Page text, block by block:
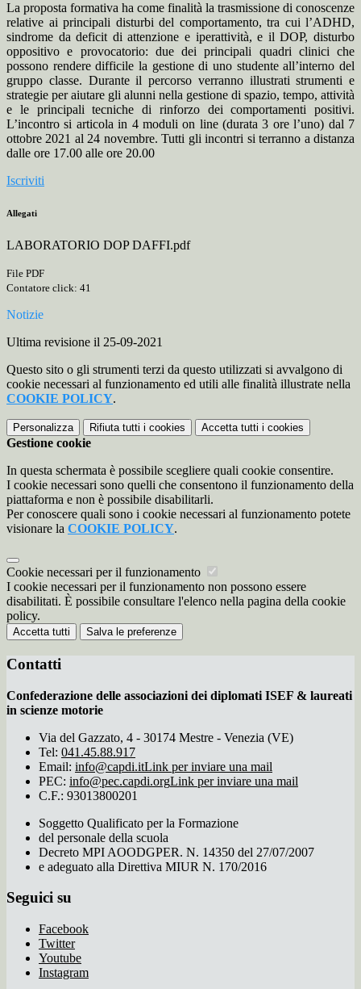
La proposta formativa ha come finalità la trasmissione di conoscenze
relative ai principali disturbi del comportamento, tra cui l’ADHD,
sindrome da deficit di attenzione e iperattività, e il DOP, disturbo
oppositivo e provocatorio: due dei principali quadri clinici che
possono rendere difficile la gestione di uno studente all’interno del
gruppo classe. Durante il percorso verranno illustrati strumenti e
strategie per aiutare gli alunni nella gestione di spazio, tempo, attività
e le principali tecniche di rinforzo dei comportamenti positivi.
L’incontro si articola in 4 moduli on line (durata 3 ore l’uno) dal 7
ottobre 2021 al 24 novembre. Tutti gli incontri si terranno a distanza
dalle ore 17.00 alle ore 20.00
Iscriviti
Allegati
LABORATORIO DOP DAFFI.pdf
File PDF
Contatore click: 41
Notizie
Ultima revisione il 25-09-2021
Questo sito o gli strumenti terzi da questo utilizzati si avvalgono di
cookie necessari al funzionamento ed utili alle finalità illustrate nella
COOKIE POLICY.
Personalizza Rifiuta tutti i cookies Accetta tutti i cookies
Gestione cookie
In questa schermata è possibile scegliere quali cookie consentire.
I cookie necessari sono quelli che consentono il funzionamento della
piattaforma e non è possibile disabilitarli.
Per conoscere quali sono i cookie necessari al funzionamento potete
visionare la COOKIE POLICY.
Cookie necessari per il funzionamento
I cookie necessari per il funzionamento non possono essere
disabilitati. È possibile consultare l'elenco nella pagina della cookie
policy.
Accetta tutti Salva le preferenze
Contatti
Confederazione delle associazioni dei diplomati ISEF & laureati
in scienze motorie
Via del Gazzato, 4 - 30174 Mestre - Venezia (VE)
Tel: 041.45.88.917
Email: info@capdi.itLink per inviare una mail
PEC: info@pec.capdi.orgLink per inviare una mail
C.F.: 93013800201
Soggetto Qualificato per la Formazione
del personale della scuola
Decreto MPI AOODGPER. N. 14350 del 27/07/2007
e adeguato alla Direttiva MIUR N. 170/2016
Seguici su
Facebook
Twitter
Youtube
Instagram